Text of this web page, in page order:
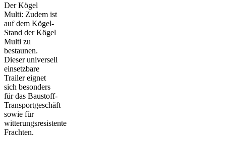
Der Kögel
Multi: Zudem ist
auf dem Kögel-
Stand der Kögel
Multi zu
bestaunen.
Dieser universell
einsetzbare
Trailer eignet
sich besonders
für das Baustoff-
Transportgeschäft
sowie für
witterungsresistente
Frachten.